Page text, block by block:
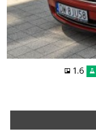
1.6